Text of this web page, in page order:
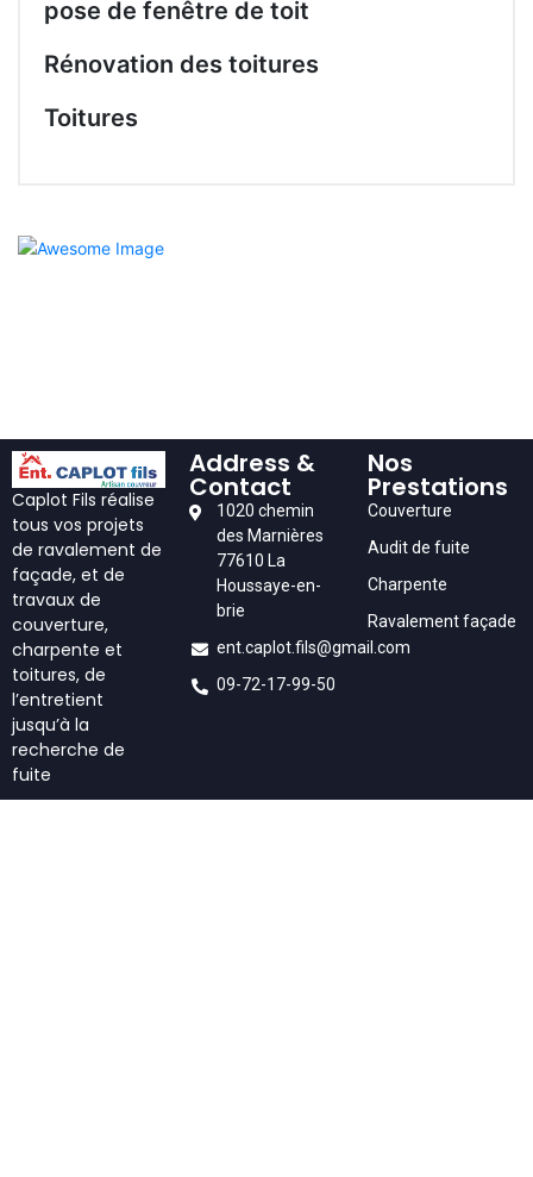
pose de fenêtre de toit
Rénovation des toitures
Toitures
Caplot Fils réalise
tous vos projets
de ravalement de
façade, et de
travaux de
couverture,
charpente et
toitures, de
l’entretient
jusqu’à la
recherche de
fuite
Address &
Contact
1020 chemin
des Marnières
77610 La
Houssaye-en-
brie
ent.caplot.fils@gmail.com
09-72-17-99-50
Nos
Prestations
Couverture
Audit de fuite
Charpente
Ravalement façade